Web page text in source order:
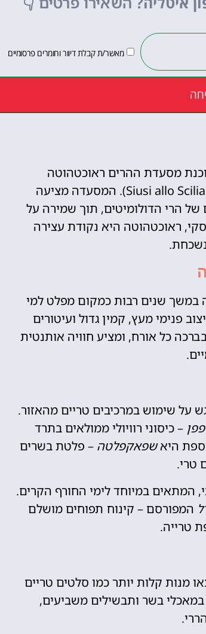
לחצו פה!
מאשר/ת קבלת דיוור וחומרים פרסומיים
מסעדת ההרים ראוכטהוטה
(Rauchhütte), הממוקמת בקרבת הכפר סיוסי אלו שליאר (Siusi allo Sciliar). המסעדה מציעה
של הרי הדולומיטים, תוך שמירה על
ראוכטהוטה היא נקודת עצירה
במשך שנים רבות כמקום מפלט למי
פנימי מעץ, קמין גדול ועיטורים
כל אורח, ומציע חוויה אותנטית
שימוש במרכיבים טריים מהאזור.
– כיסוני רוויולי ממולאים בתרד
היאשפאקפלטה – פלטת בשרים
טרי.
המתאים במיוחד לימי החורף הקרים.
המפורסם – קינוח תפוחים מושלם
טרייה.
קלות יותר כמו סלטים טריים
במאכלי בשר ותבשילים משביעים,